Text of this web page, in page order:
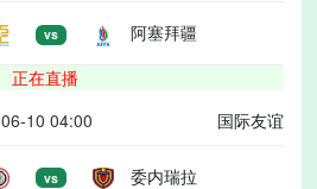
vs
阿塞拜疆
正在直播
06-10 04:00
国际友谊
vs
委内瑞拉